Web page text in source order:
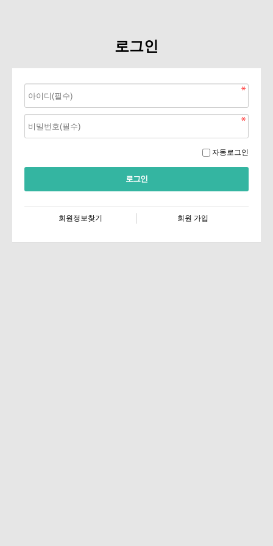
로그인
자동로그인
회원정보찾기 회원 가입